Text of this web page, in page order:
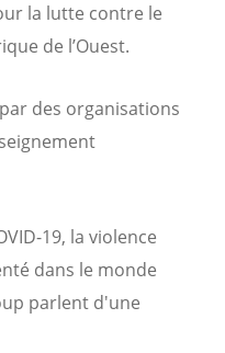
la lutte contre le
de l’Ouest.
des organisations
19, la violence
dans le monde
parlent d'une